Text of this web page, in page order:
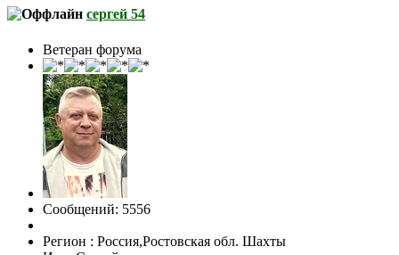
сергей 54
Ветеран форума
Сообщений: 5556
Регион : Россия,Ростовская обл. Шахты